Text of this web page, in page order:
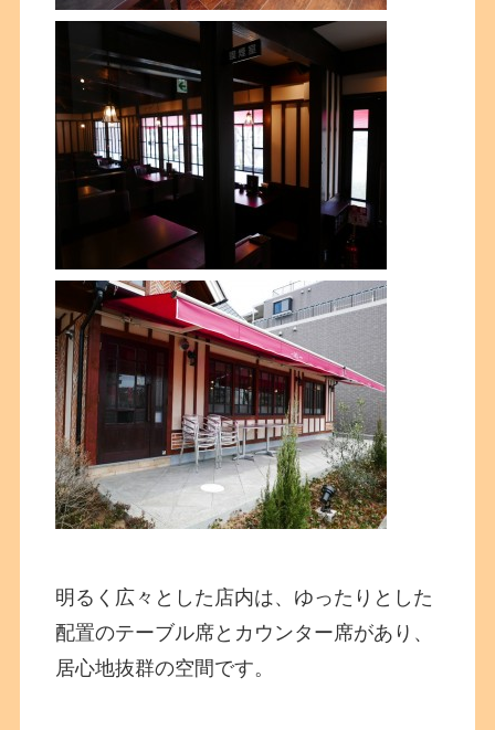
明るく広々とした店内は、ゆったりとした
配置のテーブル席とカウンター席があり、
居心地抜群の空間です。